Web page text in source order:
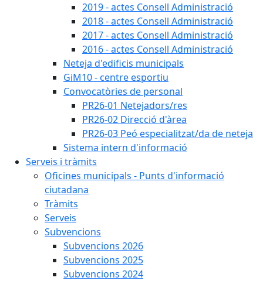
2019 - actes Consell Administració
2018 - actes Consell Administració
2017 - actes Consell Administració
2016 - actes Consell Administració
Neteja d'edificis municipals
GiM10 - centre esportiu
Convocatòries de personal
PR26-01 Netejadors/res
PR26-02 Direcció d'àrea
PR26-03 Peó especialitzat/da de neteja
Sistema intern d'informació
Serveis i tràmits
Oficines municipals - Punts d'informació
ciutadana
Tràmits
Serveis
Subvencions
Subvencions 2026
Subvencions 2025
Subvencions 2024